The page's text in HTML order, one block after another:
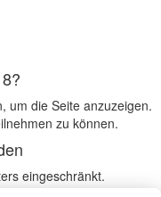
um die Seite anzuzeigen.
zu können.
eingeschränkt.